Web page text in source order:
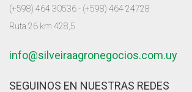
(+598) 464 30536 - (+598) 464 24728
Ruta 26 km 428,5
info@silveiraagronegocios.com.uy
SEGUINOS EN NUESTRAS REDES